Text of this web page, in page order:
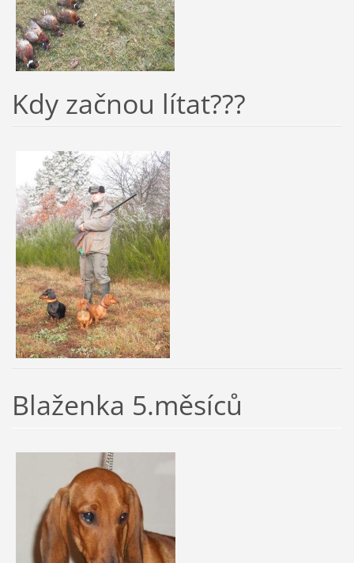
Kdy začnou lítat???
Blaženka 5.měsíců